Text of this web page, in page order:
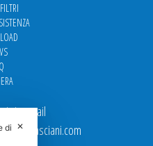
via email
✕
di